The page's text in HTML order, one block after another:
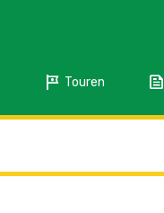
tour Touren feed